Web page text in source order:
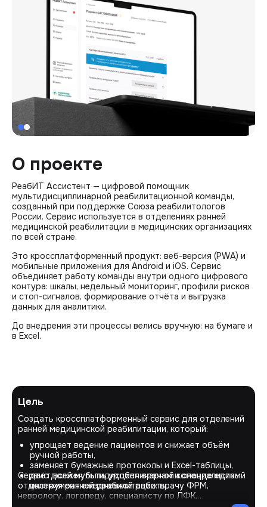
О проекте
РеабИТ Ассистент — цифровой помощник
мультидисциплинарной реабилитационной команды,
созданный при поддержке Союза реабилитологов
России. Сервис используется в отделениях ранней
медицинской реабилитации в медицинских организациях
по всей стране.
Это кроссплатформенный продукт: веб-версия (PWA) и
мобильные приложения для Android и iOS. Сервис
объединяет работу команды внутри одного цифрового
контура: шкалы, недельный мониторинг, профили рисков
и стоп-сигналов, формирование отчёта и выгрузка
данных для аналитики.
До внедрения эти процессы велись вручную: на бумаге и
в Excel.
Цель
Создать кроссплатформенный сервис для отделений
ранней медицинской реабилитации, который:
упрощает ведение пациентов и снижает объём
ручной работы,
заменяет бумажные протоколы и Excel-таблицы,
даёт всей мультидисциплинарной команде единый
инструмент ежедневной работы.
Сервис должен быть удобен врачам и специалистам
отделения ранней реабилитации: врачу ФРМ,
неврологу, логопеду, специалисту по ЛФК,